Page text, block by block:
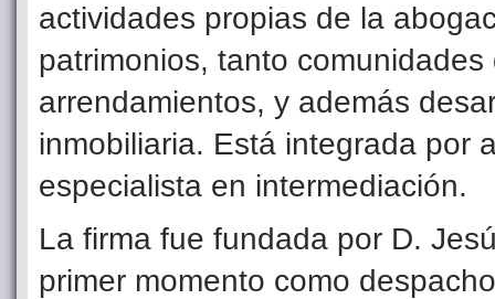
actividades propias de la
patrimonios, tanto comunidades
arrendamientos, y además
inmobiliaria. Está integrada por
especialista en intermediación.
La firma fue fundada por D.
primer momento como